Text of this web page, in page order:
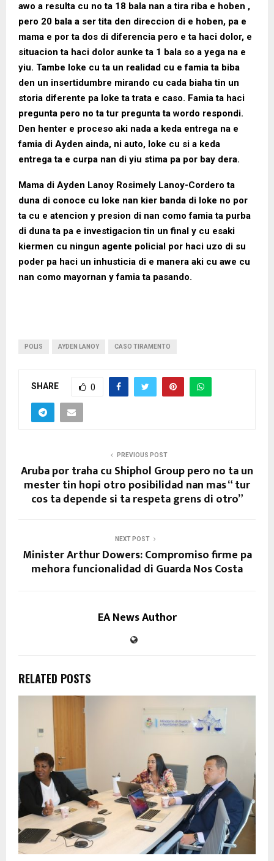
awo a resulta cu no ta 18 bala nan a tira riba e hoben ,
pero 20 bala a ser tita den direccion di e hoben, pa e
mama e por ta dos di diferencia pero e ta haci dolor, e
situacion ta haci dolor aunke ta 1 bala so a yega na e
yiu. Tambe loke cu ta un realidad cu e famia ta biba
den un insertidumbre mirando cu cada biaha tin un
storia diferente pa loke ta trata e caso. Famia ta haci
pregunta pero no ta tur pregunta ta wordo respondi.
Den henter e proceso aki nada a keda entrega na e
famia di Ayden ainda, ni auto, loke cu si a keda
entrega ta e curpa nan di yiu stima pa por bay dera.
Mama di Ayden Lanoy Rosimely Lanoy-Cordero ta
duna di conoce cu loke nan kier banda di loke no por
ta cu e atencion y presion di nan como famia ta purba
di duna ta pa e investigacion tin un final y cu esaki
kiermen cu ningun agente policial por haci uzo di su
poder pa haci un inhusticia di e manera aki cu awe cu
nan como mayornan y famia ta pasando.
POLIS AYDEN LANOY CASO TIRAMENTO
SHARE 0
PREVIOUS POST
Aruba por traha cu Shiphol Group pero no ta un
mester tin hopi otro posibilidad nan mas “ tur
cos ta depende si ta respeta grens di otro”
NEXT POST
Minister Arthur Dowers: Compromiso firme pa
mehora funcionalidad di Guarda Nos Costa
EA News Author
RELATED POSTS